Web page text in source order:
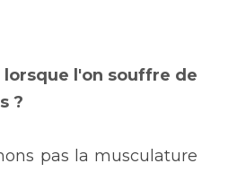
lorsque l'on souffre de
?
pas la musculature